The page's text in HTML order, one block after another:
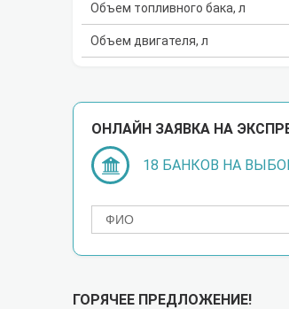
Объем топливного бака, л
Объем двигателя, л
ОНЛАЙН ЗАЯВКА НА
18 БАНКОВ НА
ГОРЯЧЕЕ ПРЕДЛОЖЕНИЕ!